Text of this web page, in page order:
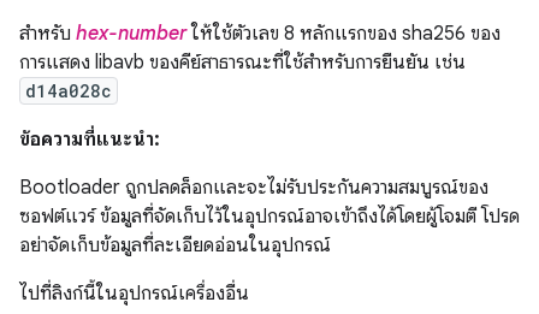
สำหรับ hex-numberให้ใช้ตัวเลข 8 หลักแรกของ sha256 ของ
การแสดง libavb ของคีย์สาธารณะที่ใช้สำหรับการยืนยัน เช่น
d14a028c
ข้อความที่แนะนำ:
Bootloader ถูกปลดล็อกและจะไม่รับประกันความสมบูรณ์ของ
ซอฟต์แวร์ ข้อมูลที่จัดเก็บไว้ในอุปกรณ์อาจเข้าถึงได้โดยผู้โจมตี โปรด
อย่าจัดเก็บข้อมูลที่ละเอียดอ่อนในอุปกรณ์
ไปที่ลิงก์นี้ในอุปกรณ์เครื่องอื่น